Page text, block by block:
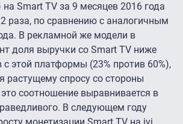
на Smart TV за 9 месяцев 2016 года
раза, по сравнению с аналогичным
В рекламной же модели в
доля выручки со Smart TV ниже
этой платформы (23% против 60%),
растущему спросу со стороны
соотношение выравнивается в
В следующем году